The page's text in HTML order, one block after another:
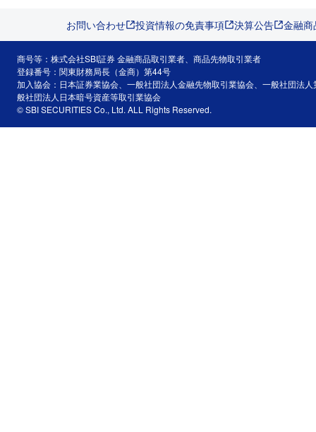
お問い合わせ 投資情報の免責事項 決算公告 金融
商号等：株式会社SBI証券 金融商品取引業者、商品先物取引業者
登録番号：関東財務局長（金商）第44号
加入協会：日本証券業協会、一般社団法人金融先物取引業協会、一般社団法
般社団法人日本暗号資産等取引業協会
© SBI SECURITIES Co., Ltd. ALL Rights Reserved.